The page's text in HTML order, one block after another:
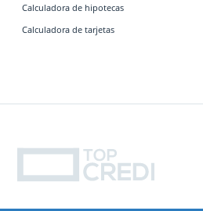
Calculadora de hipotecas
Calculadora de tarjetas